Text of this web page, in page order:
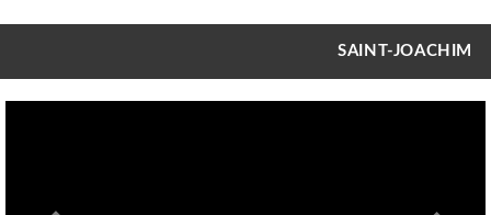
SAINT-JOACHIM